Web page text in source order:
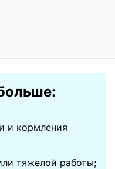
и кормления
тяжелой работы;